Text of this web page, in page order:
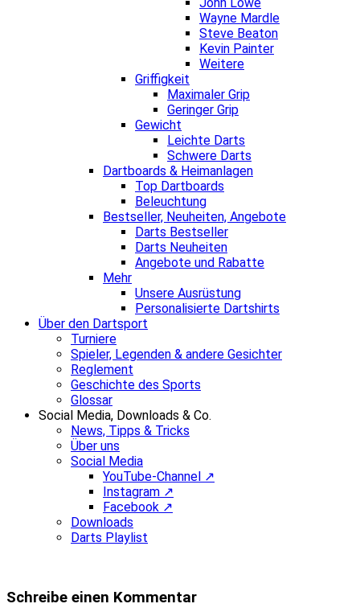
Wayne Mardle
Steve Beaton
Kevin Painter
Weitere
Griffigkeit
Maximaler Grip
Geringer Grip
Gewicht
Leichte Darts
Schwere Darts
Dartboards & Heimanlagen
Top Dartboards
Beleuchtung
Bestseller, Neuheiten, Angebote
Darts Bestseller
Darts Neuheiten
Angebote und Rabatte
Mehr
Unsere Ausrüstung
Personalisierte Dartshirts
Über den Dartsport
Turniere
Spieler, Legenden & andere Gesichter
Reglement
Geschichte des Sports
Glossar
Social Media, Downloads & Co.
News, Tipps & Tricks
Über uns
Social Media
YouTube-Channel ↗
Instagram ↗
Facebook ↗
Downloads
Darts Playlist
Schreibe einen Kommentar